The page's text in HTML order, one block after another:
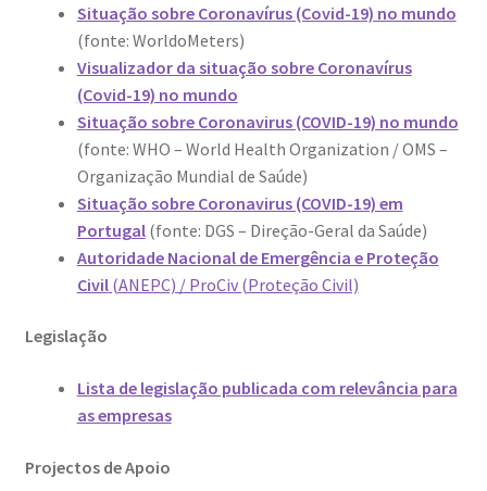
My Courses
Quem somos
Contactos
Política de Privacidade e Transparência (RGPD)
Situação sobre Coronavírus (Covid-19) no mundo
(fonte: WorldoMeters)
Visualizador da situação sobre Coronavírus
(Covid-19) no mundo
Situação sobre Coronavirus (COVID-19) no mundo
(fonte: WHO – World Health Organization / OMS –
Organização Mundial de Saúde)
Situação sobre Coronavirus (COVID-19) em
Portugal(fonte: DGS – Direção-Geral da Saúde)
Autoridade Nacional de Emergência e Proteção
Civil(ANEPC) / ProCiv (Proteção Civil)
Legislação
Lista de legislação publicada com relevância para
as empresas
Projectos de Apoio